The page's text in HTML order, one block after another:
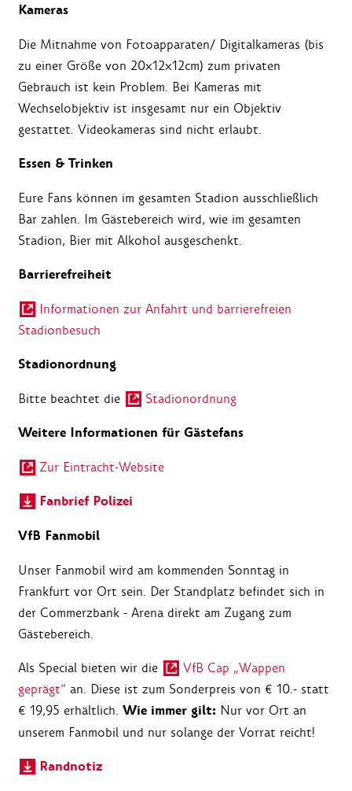
Kameras
Die Mitnahme von Fotoapparaten/ Digitalkameras (bis
zu einer Größe von 20x12x12cm) zum privaten
Gebrauch ist kein Problem. Bei Kameras mit
Wechselobjektiv ist insgesamt nur ein Objektiv
gestattet. Videokameras sind nicht erlaubt.
Essen & Trinken
Eure Fans können im gesamten Stadion ausschließlich
Bar zahlen. Im Gästebereich wird, wie im gesamten
Stadion, Bier mit Alkohol ausgeschenkt.
Barrierefreiheit
Informationen zur Anfahrt und barrierefreien
Stadionbesuch
Stadionordnung
Bitte beachtet die Stadionordnung
Weitere Informationen für Gästefans
Zur Eintracht-Website
Fanbrief Polizei
VfB Fanmobil
Unser Fanmobil wird am kommenden Sonntag in
Frankfurt vor Ort sein. Der Standplatz befindet sich in
der Commerzbank - Arena direkt am Zugang zum
Gästebereich.
Als Special bieten wir die
VfB Cap „Wappen
geprägt“ an. Diese ist zum Sonderpreis von € 10.- statt
€ 19,95 erhältlich. Wie immer gilt: Nur vor Ort an
unserem Fanmobil und nur solange der Vorrat reicht!
Randnotiz